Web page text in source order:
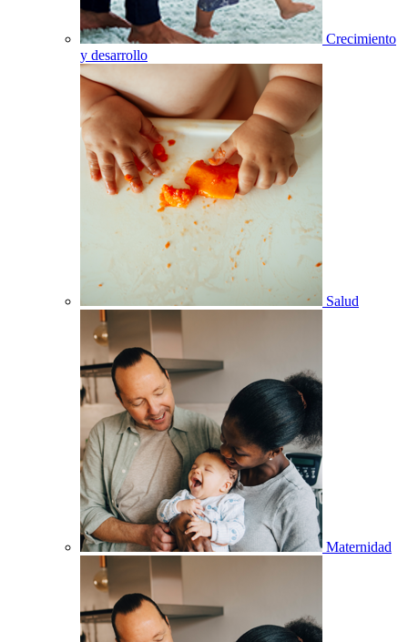
Crecimiento
y desarrollo
Salud
Maternidad